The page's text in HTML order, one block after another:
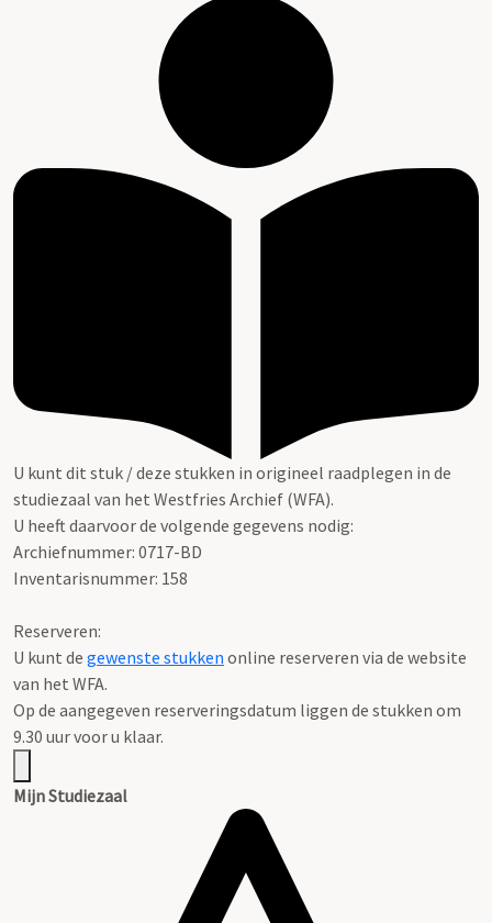
U kunt dit stuk / deze stukken in origineel raadplegen in de
studiezaal van het Westfries Archief (WFA).
U heeft daarvoor de volgende gegevens nodig:
Archiefnummer: 0717-BD
Inventarisnummer: 158
Reserveren:
U kunt de gewenste stukken online reserveren via de website
van het WFA.
Op de aangegeven reserveringsdatum liggen de stukken om
9.30 uur voor u klaar.
Mijn Studiezaal